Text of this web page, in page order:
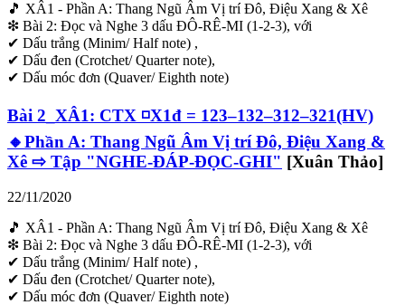
🎵 XÂ1 - Phần A: Thang Ngũ Âm Vị trí Đô, Điệu Xang & Xê
❇ Bài 2: Đọc và Nghe 3 dấu ĐÔ-RÊ-MI (1-2-3), với
✔ Dấu trắng (Minim/ Half note) ,
✔ Dấu đen (Crotchet/ Quarter note),
✔ Dấu móc đơn (Quaver/ Eighth note)
Bài 2_XÂ1: CTX ◽X1đ = 123–132–312–321(HV)
🔸Phần A: Thang Ngũ Âm Vị trí Đô, Điệu Xang &
Xê ⇨ Tập "NGHE-ĐÁP-ĐỌC-GHI" [Xuân Thảo]
22/11/2020
🎵 XÂ1 - Phần A: Thang Ngũ Âm Vị trí Đô, Điệu Xang & Xê
❇ Bài 2: Đọc và Nghe 3 dấu ĐÔ-RÊ-MI (1-2-3), với
✔ Dấu trắng (Minim/ Half note) ,
✔ Dấu đen (Crotchet/ Quarter note),
✔ Dấu móc đơn (Quaver/ Eighth note)